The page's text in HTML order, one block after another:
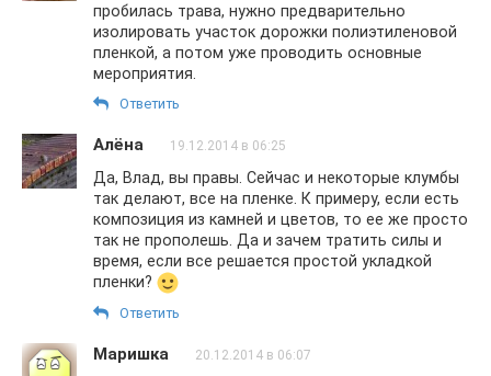
пробилась трава, нужно предварительно
изолировать участок дорожки полиэтиленовой
пленкой, а потом уже проводить основные
мероприятия.
Ответить
Алёна 19.12.2014 в 06:25
Да, Влад, вы правы. Сейчас и некоторые клумбы
так делают, все на пленке. К примеру, если есть
композиция из камней и цветов, то ее же просто
так не прополешь. Да и зачем тратить силы и
время, если все решается простой укладкой
пленки?
Ответить
Маришка 20.12.2014 в 06:07